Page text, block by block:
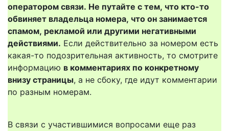
оператором связи. Не путайте с тем, что кто-то
обвиняет владельца номера, что он занимается
спамом, рекламой или другими негативными
действиями. Если действительно за номером есть
какая-то подозрительная активность, то смотрите
информацию в комментариях по конкретному
внизу страницы, а не сбоку, где идут комментарии
по разным номерам.
В связи с участившимися вопросами еще раз